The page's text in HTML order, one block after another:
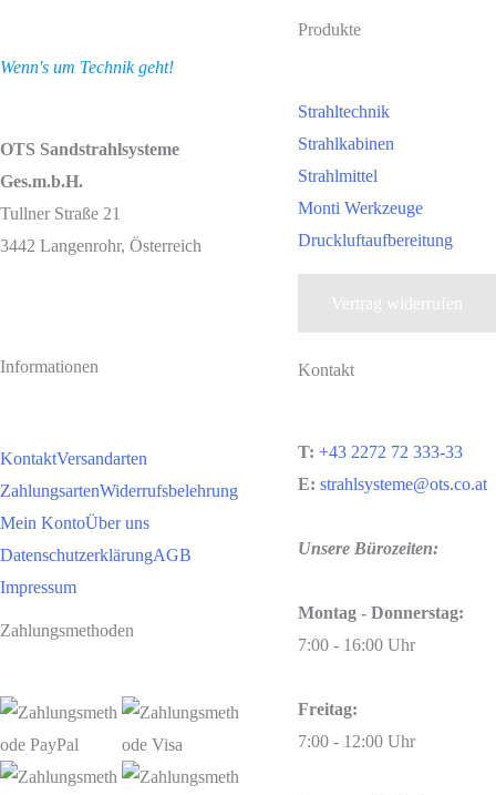
Wenn's um Technik geht!
OTS Sandstrahlsysteme
Ges.m.b.H.
Tullner Straße 21
3442 Langenrohr, Österreich
Produkte
Strahltechnik
Strahlkabinen
Strahlmittel
Monti Werkzeuge
Druckluftaufbereitung
Vertrag widerrufen
Informationen
KontaktVersandarten
ZahlungsartenWiderrufsbelehrung
Mein KontoÜber uns
DatenschutzerklärungAGB
Impressum
Zahlungsmethoden
Kontakt
T: +43 2272 72 333-33
E: strahlsysteme@ots.co.at
Unsere Bürozeiten:
Montag - Donnerstag:
7:00 - 16:00 Uhr
Freitag:
7:00 - 12:00 Uhr